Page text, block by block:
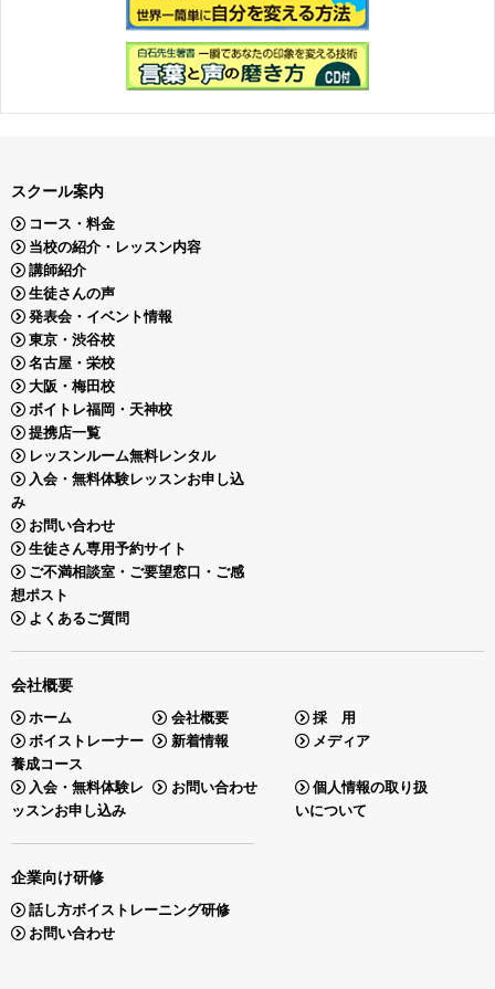
スクール案内
コース・料金
当校の紹介・レッスン内容
講師紹介
生徒さんの声
発表会・イベント情報
東京・渋谷校
名古屋・栄校
大阪・梅田校
ボイトレ福岡・天神校
提携店一覧
レッスンルーム無料レンタル
入会・無料体験レッスンお申し込
み
お問い合わせ
生徒さん専用予約サイト
ご不満相談室・ご要望窓口・ご感
想ポスト
よくあるご質問
会社概要
ホーム 会社概要
採 用
ボイストレーナー
養成コース
新着情報 メディア
入会・無料体験レ
ッスンお申し込み
お問い合わせ
個人情報の取り扱
いについて
企業向け研修
話し方ボイストレーニング研修
お問い合わせ